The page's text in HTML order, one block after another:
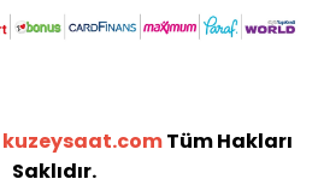
kuzeysaat.comTüm Hakları
Saklıdır.